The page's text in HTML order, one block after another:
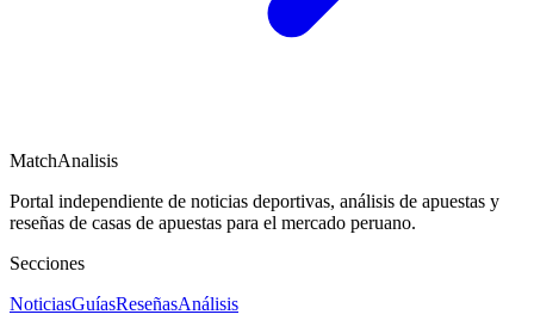
MatchAnalisis
Portal independiente de noticias deportivas, análisis de apuestas y
reseñas de casas de apuestas para el mercado peruano.
Secciones
NoticiasGuíasReseñasAnálisis